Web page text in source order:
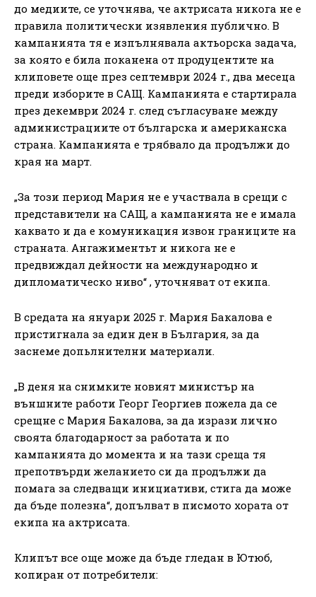
до медиите, се уточнява, че актрисата никога не е
правила политически изявления публично. В
кампанията тя е изпълнявала актьорска задача,
за която е била поканена от продуцентите на
клиповете още през септември 2024 г., два месеца
преди изборите в САЩ. Кампанията е стартирала
през декември 2024 г. след съгласуване между
администрациите от българска и американска
страна. Кампанията е трябвало да продължи до
края на март.
„За този период Мария не е участвала в срещи с
представители на САЩ, а кампанията не е имала
каквато и да е комуникация извон границите на
страната. Ангажиментьт и никога не е
предвиждал дейности на международно и
дипломатическо ниво“ , уточняват от екипа.
В средата на януари 2025 г. Мария Бакалова е
пристигнала за един ден в България, за да
заснеме допьлнителни материали.
„В деня на снимките новият министър на
външните работи Георг Георгиев пожела да се
срещне с Мария Бакалова, за да изрази лично
своята благодарност за работата и по
кампанията до момента и на тази среща тя
препотвърди желанието си да продължи да
помага за следващи инициативи, стига да може
да бъде полезна“, допълват в писмото хората от
екипа на актрисата.
Клипът все още може да бъде гледан в Ютюб,
копиран от потребители: